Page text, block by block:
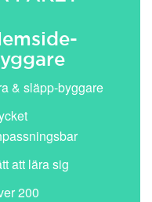
& släpp-byggare
att lära sig
200